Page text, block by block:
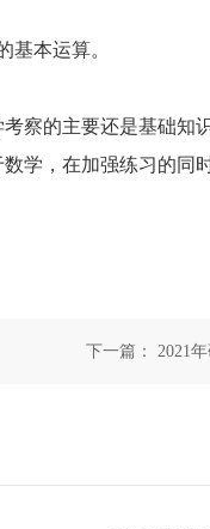
本运算。
的主要还是基础知
学，在加强练习的同
下一篇： 2021